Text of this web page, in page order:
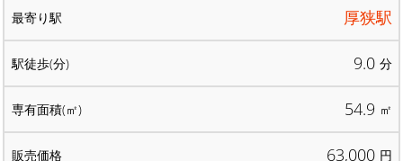
厚狭駅
9.0 分
54.9 ㎡
63,000 円